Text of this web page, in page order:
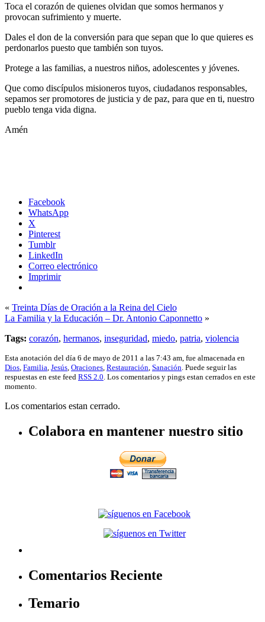
Toca el corazón de quienes olvidan que somos hermanos y
provocan sufrimiento y muerte.
Dales el don de la conversión para que sepan que lo que quieres es
perdonarlos puesto que también son tuyos.
Protege a las familias, a nuestros niños, adolescentes y jóvenes.
Que como discípulos misioneros tuyos, ciudadanos responsables,
sepamos ser promotores de justicia y de paz, para que en ti, nuestro
pueblo tenga vida digna.
Amén
Facebook
WhatsApp
X
Pinterest
Tumblr
LinkedIn
Correo electrónico
Imprimir
« Treinta Días de Oración a la Reina del Cielo
La Familia y la Educación – Dr. Antonio Caponnetto »
Tags: corazón, hermanos, inseguridad, miedo, patria, violencia
Esta anotación del día 6 de mayo de 2011 a las 7:43 am, fue almacenada en
Dios Familia Jesús Oraciones Restauración Sanación . Puede seguir las
respuestas en este feed RSS 2.0 . Los comentarios y pings estan cerrados en este
momento.
Los comentarios estan cerrado.
Colabora en mantener nuestro sitio
Comentarios Reciente
Temario